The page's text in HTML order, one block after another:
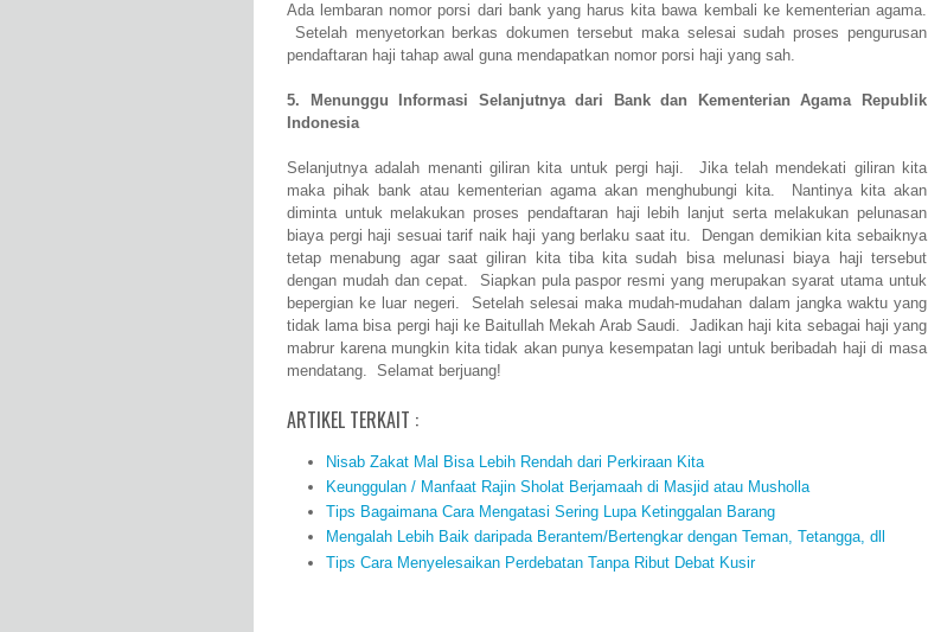
Ada lembaran nomor porsi dari bank yang harus kita bawa kembali ke kementerian agama.
Setelah menyetorkan berkas dokumen tersebut maka selesai sudah proses pengurusan
pendaftaran haji tahap awal guna mendapatkan nomor porsi haji yang sah.
5. Menunggu Informasi Selanjutnya dari Bank dan Kementerian Agama Republik
Indonesia
Selanjutnya adalah menanti giliran kita untuk pergi haji. Jika telah mendekati giliran kita
maka pihak bank atau kementerian agama akan menghubungi kita. Nantinya kita akan
diminta untuk melakukan proses pendaftaran haji lebih lanjut serta melakukan pelunasan
biaya pergi haji sesuai tarif naik haji yang berlaku saat itu. Dengan demikian kita sebaiknya
tetap menabung agar saat giliran kita tiba kita sudah bisa melunasi biaya haji tersebut
dengan mudah dan cepat. Siapkan pula paspor resmi yang merupakan syarat utama untuk
bepergian ke luar negeri. Setelah selesai maka mudah-mudahan dalam jangka waktu yang
tidak lama bisa pergi haji ke Baitullah Mekah Arab Saudi. Jadikan haji kita sebagai haji yang
mabrur karena mungkin kita tidak akan punya kesempatan lagi untuk beribadah haji di masa
mendatang. Selamat berjuang!
ARTIKEL TERKAIT :
Nisab Zakat Mal Bisa Lebih Rendah dari Perkiraan Kita
Keunggulan / Manfaat Rajin Sholat Berjamaah di Masjid atau Musholla
Tips Bagaimana Cara Mengatasi Sering Lupa Ketinggalan Barang
Mengalah Lebih Baik daripada Berantem/Bertengkar dengan Teman, Tetangga, dll
Tips Cara Menyelesaikan Perdebatan Tanpa Ribut Debat Kusir